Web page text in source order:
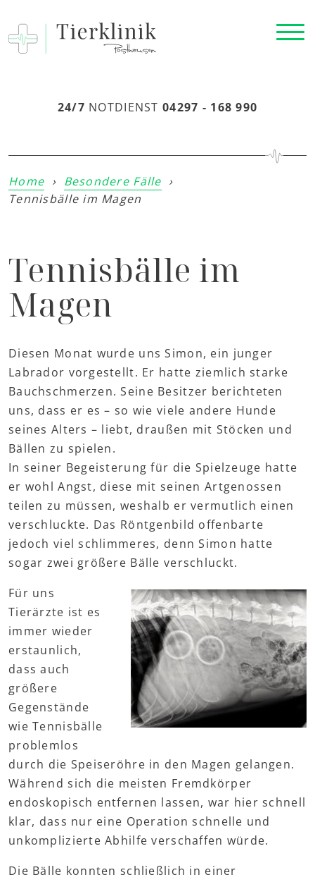
24/7 NOTDIENST 04297 - 168 990
Home › Besondere Fälle ›
Tennisbälle im Magen
Tennisbälle im
Magen
Diesen Monat wurde uns Simon, ein junger
Labrador vorgestellt. Er hatte ziemlich starke
Bauchschmerzen. Seine Besitzer berichteten
uns, dass er es – so wie viele andere Hunde
seines Alters – liebt, draußen mit Stöcken und
Bällen zu spielen.
In seiner Begeisterung für die Spielzeuge hatte
er wohl Angst, diese mit seinen Artgenossen
teilen zu müssen, weshalb er vermutlich einen
verschluckte. Das Röntgenbild offenbarte
jedoch viel schlimmeres, denn Simon hatte
sogar zwei größere Bälle verschluckt.
Für uns
Tierärzte ist es
immer wieder
erstaunlich,
dass auch
größere
Gegenstände
wie Tennisbälle
problemlos
durch die Speiseröhre in den Magen gelangen.
Während sich die meisten Fremdkörper
endoskopisch entfernen lassen, war hier schnell
klar, dass nur eine Operation schnelle und
unkomplizierte Abhilfe verschaffen würde.
Die Bälle konnten schließlich in einer